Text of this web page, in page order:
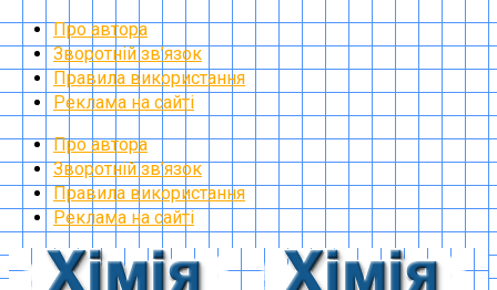
Про автора
Зворотній зв’язок
Правила використання
Реклама на сайті
Про автора
Зворотній зв’язок
Правила використання
Реклама на сайті